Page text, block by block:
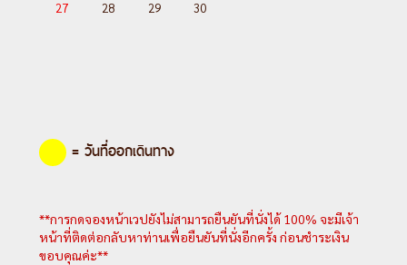
27 28 29 30
= วันที่ออกเดินทาง
**การกดจองหน้าเวปยังไม่สามารถยืนยันที่นั่งได้ 100% จะมีเจ้า
หน้าที่ติดต่อกลับหาท่านเพื่อยืนยันที่นั่งอีกครั้ง ก่อนชำระเงิน
ขอบคุณค่ะ**